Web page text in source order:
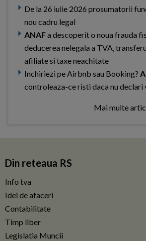
De la 26 iulie 2026 prosumatorii
nou cadru legal
ANAFa descoperit o noua frauda
deducerea nelegala a TVA,
afiliate si taxe neachitate
Inchiriezi pe Airbnb sau Booking?
controleaza-ce risti daca nu declari
Mai multe
Din reteaua RS
Info tva
Idei de afaceri
Contabilitate
Timp liber
Legislatia Muncii